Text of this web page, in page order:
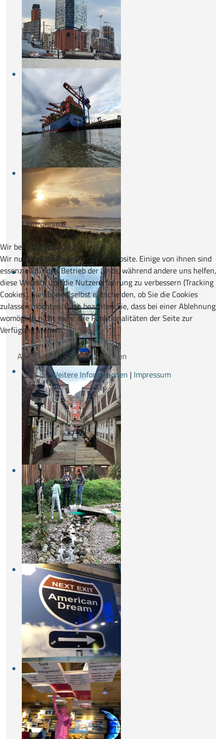
Wir benutzen Cookies
Wir nutzen Cookies auf unserer Website. Einige von ihnen sind
essenziell für den Betrieb der Seite, während andere uns helfen,
diese Website und die Nutzererfahrung zu verbessern (Tracking
Cookies). Sie können selbst entscheiden, ob Sie die Cookies
zulassen möchten. Bitte beachten Sie, dass bei einer Ablehnung
womöglich nicht mehr alle Funktionalitäten der Seite zur
Verfügung stehen.
Akzeptieren
Ablehnen
Weitere Informationen | Impressum